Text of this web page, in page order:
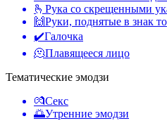
🫰 Рука со скрещенными
🙌Руки, поднятые в знак
✔️Галочка
🫠Плавящееся лицо
Тематические эмодзи
💏Секс
🌅Утренние эмодзи